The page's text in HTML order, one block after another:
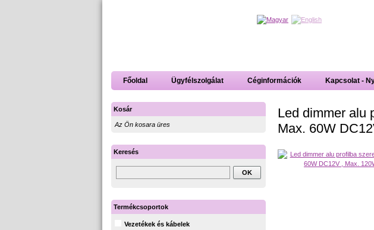
Főoldal Ügyfélszolgálat Céginformációk Kapcsolat -
Led dimmer alu
Max. 60W
Kosár
Az Ön kosara üres
Keresés
Termékcsoportok
Vezetékek és kábelek